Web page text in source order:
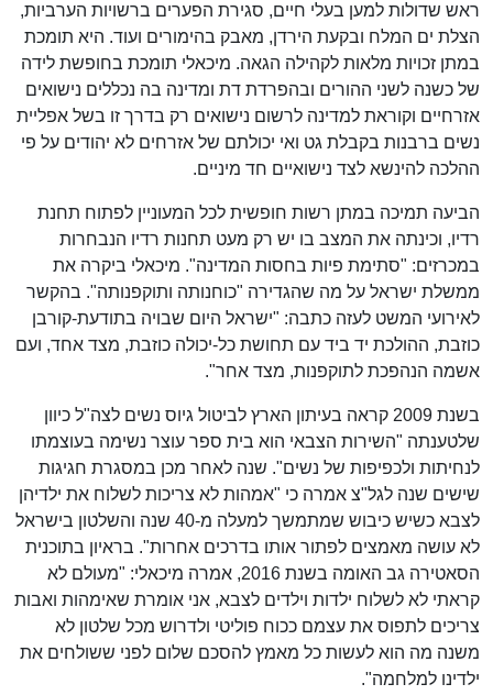
ראש שדולות למען בעלי חיים, סגירת הפערים ברשויות הערביות,
הצלת ים המלח ובקעת הירדן, מאבק בהימורים ועוד. היא תומכת
במתן זכויות מלאות לקהילה הגאה. מיכאלי תומכת בחופשת לידה
של כשנה לשני ההורים ובהפרדת דת ומדינה בה נכללים נישואים
אזרחיים וקוראת למדינה לרשום נישואים רק בדרך זו בשל אפליית
נשים ברבנות בקבלת גט ואי יכולתם של אזרחים לא יהודים על פי
ההלכה להינשא לצד נישואיים חד מיניים.
הביעה תמיכה במתן רשות חופשית לכל המעוניין לפתוח תחנת
רדיו, וכינתה את המצב בו יש רק מעט תחנות רדיו הנבחרות
במכרזים: "סתימת פיות בחסות המדינה". מיכאלי ביקרה את
ממשלת ישראל על מה שהגדירה "כוחנותה ותוקפנותה". בהקשר
לאירועי המשט לעזה כתבה: "ישראל היום שבויה בתודעת-קורבן
כוזבת, ההולכת יד ביד עם תחושת כל-יכולה כוזבת, מצד אחד, ועם
אשמה הנהפכת לתוקפנות, מצד אחר".
בשנת 2009 קראה בעיתון הארץ לביטול גיוס נשים לצה"ל כיוון
שלטענתה "השירות הצבאי הוא בית ספר עוצר נשימה בעוצמתו
לנחיתות ולכפיפות של נשים". שנה לאחר מכן במסגרת חגיגות
שישים שנה לגל"צ אמרה כי "אמהות לא צריכות לשלוח את ילדיהן
לצבא כשיש כיבוש שמתמשך למעלה מ-40 שנה והשלטון בישראל
לא עושה מאמצים לפתור אותו בדרכים אחרות". בראיון בתוכנית
הסאטירה גב האומה בשנת 2016, אמרה מיכאלי: "מעולם לא
קראתי לא לשלוח ילדות וילדים לצבא, אני אומרת שאימהות ואבות
צריכים לתפוס את עצמם ככוח פוליטי ולדרוש מכל שלטון לא
משנה מה הוא לעשות כל מאמץ להסכם שלום לפני ששולחים את
ילדינו למלחמה".